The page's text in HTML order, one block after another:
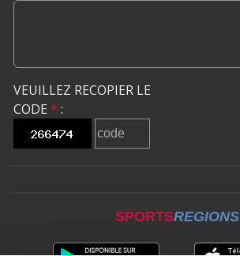
VEUILLEZ RECOPIER LE
CODE * :
SPORTSREGIONS